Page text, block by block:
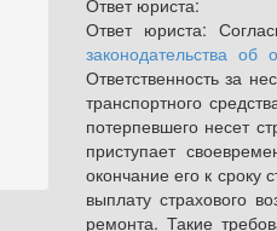
Ответ юриста:
Ответ юриста:
законодательства об
Ответственность за
транспортного
потерпевшего несет
приступает
окончание его к
выплату страхового
ремонта. Такие